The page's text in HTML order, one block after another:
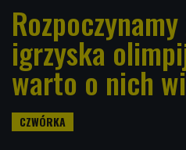
igrzyska
warto o nich